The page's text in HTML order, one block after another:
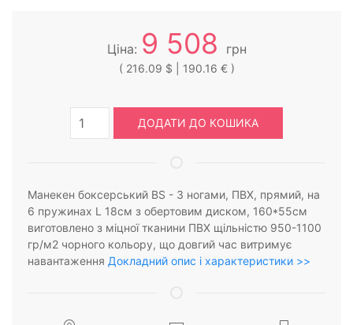
Ціна: 9 508 грн
( 216.09 $ | 190.16 € )
ДОДАТИ ДО КОШИКА
Манекен боксерський BS - З ногами, ПВХ, прямий, на
6 пружинах L 18cм з обертовим диском, 160*55см
виготовлено з міцної тканини ПВХ щільністю 950-1100
гр/м2 чорного кольору, що довгий час витримує
навантаження Докладний опис і характеристики >>